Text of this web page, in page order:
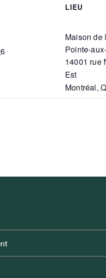
LIEU
Maison de
Pointe-
14001 rue
Est
Montréal,